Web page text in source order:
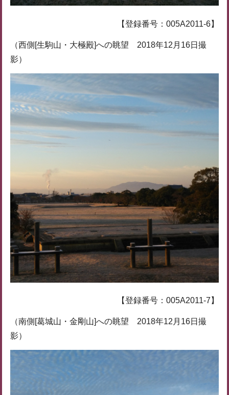
【登録番号：005A2011-6】
（西側[生駒山・大極殿]への眺望 2018年12月16日撮
影）
【登録番号：005A2011-7】
（南側[葛城山・金剛山]への眺望 2018年12月16日撮
影）